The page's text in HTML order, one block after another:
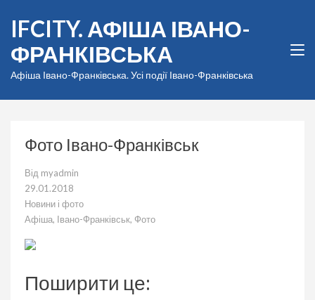
вмісту
(натисніть
Enter)
IFCITY. АФІША ІВАНО-
ФРАНКІВСЬКА
Афіша Івано-Франківська. Усі події Івано-Франківська
Фото Івано-Франківськ
Від myadmin
29.01.2018
Новини і фото
Афіша, Івано-Франківськ, Фото
Поширити це: